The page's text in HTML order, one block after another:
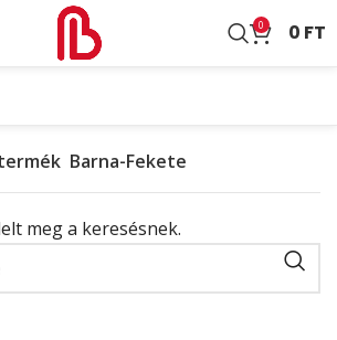
0 0 FT
Barna-Fekete
meg a keresésnek.